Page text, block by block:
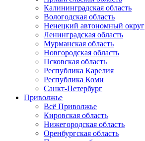
Калининградская область
Вологодская область
Ненецкий автономный округ
Ленинградская область
Мурманская область
Новгородская область
Псковская область
Республика Карелия
Республика Коми
Санкт-Петербург
Приволжье
Всё Приволжье
Кировская область
Нижегородская область
Оренбургская область